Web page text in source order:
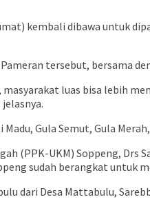
kembali dibawa untuk
tersebut, bersama
luas bisa lebih
Gula Semut, Gula
(PPK-UKM) Soppeng,
sudah berangkat untuk
dari Desa Mattabulu,